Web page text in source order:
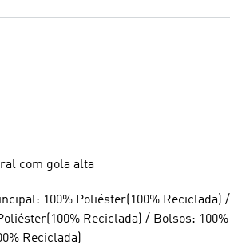
com gola alta
100% Poliéster(100% Reciclada) /
Reciclada) / Bolsos: 100%
Reciclada)